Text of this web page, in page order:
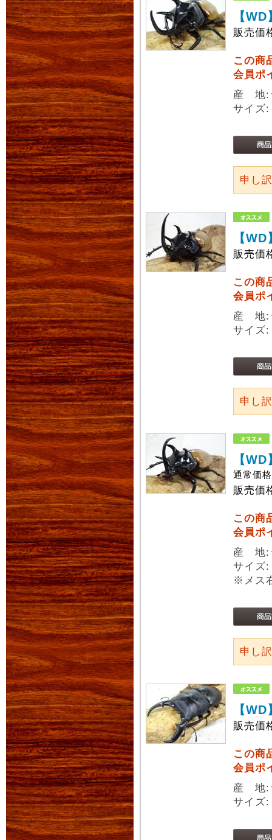
【
販売価
この商
会員ポ
産 地:
サイ
申し
【
販売価
この商
会員ポ
産 地:
サイ
申し
【
通常価
販売価
この商
会員ポ
産 地:
サイ
※メス
申し
【
販売価
この商
会員ポ
産 地:
サイ